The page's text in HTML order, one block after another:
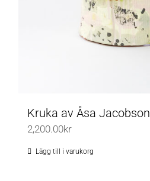
Kruka av Åsa Jacobson
2,200.00kr
Lägg till i varukorg